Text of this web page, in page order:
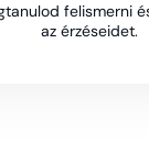
felismerni
az érzéseidet.